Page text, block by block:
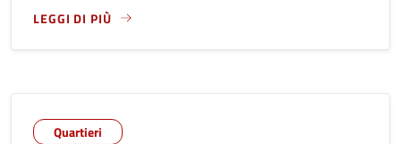
LEGGI DI PIÙ
LEGGI ANCORA RIGUARDO A: MODULO RICHIESTA
Quartieri